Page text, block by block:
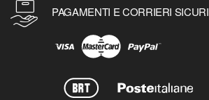
PAGAMENTI E CORRIERI SICURI